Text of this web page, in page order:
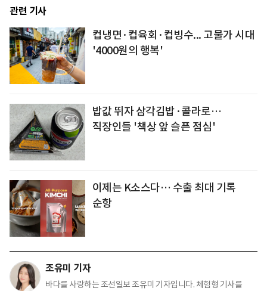
관련 기사
컵냉면·컵육회·컵빙수... 고물가 시대
'4000원의 행복'
밥값 뛰자 삼각김밥·콜라로…
직장인들 '책상 앞 슬픈 점심'
이제는 K소스다… 수출 최대 기록
순항
조유미 기자
바다를 사랑하는 조선일보 조유미 기자입니다. 체험형 기사를